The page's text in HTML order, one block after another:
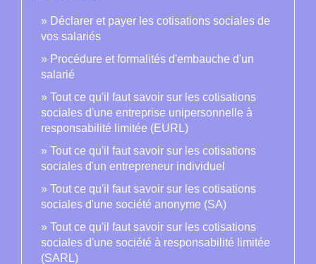
Déclarer et payer les cotisations sociales de
vos salariés
Procédure et formalités d'embauche d'un
salarié
Tout ce qu'il faut savoir sur les cotisations
sociales d'une entreprise unipersonnelle à
responsabilité limitée (EURL)
Tout ce qu'il faut savoir sur les cotisations
sociales d'un entrepreneur individuel
Tout ce qu'il faut savoir sur les cotisations
sociales d'une société anonyme (SA)
Tout ce qu'il faut savoir sur les cotisations
sociales d'une société à responsabilité limitée
(SARL)